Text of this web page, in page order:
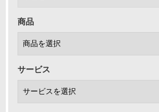
商品
サービス